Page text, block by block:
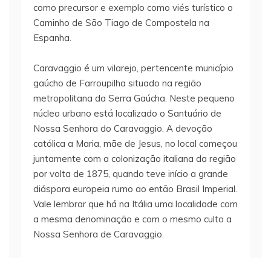
como precursor e exemplo como viés turístico o
Caminho de São Tiago de Compostela na
Espanha.
Caravaggio é um vilarejo, pertencente município
gaúcho de Farroupilha situado na região
metropolitana da Serra Gaúcha. Neste pequeno
núcleo urbano está localizado o Santuário de
Nossa Senhora do Caravaggio. A devoção
católica a Maria, mãe de Jesus, no local começou
juntamente com a colonização italiana da região
por volta de 1875, quando teve início a grande
diáspora europeia rumo ao então Brasil Imperial.
Vale lembrar que há na Itália uma localidade com
a mesma denominação e com o mesmo culto a
Nossa Senhora de Caravaggio.